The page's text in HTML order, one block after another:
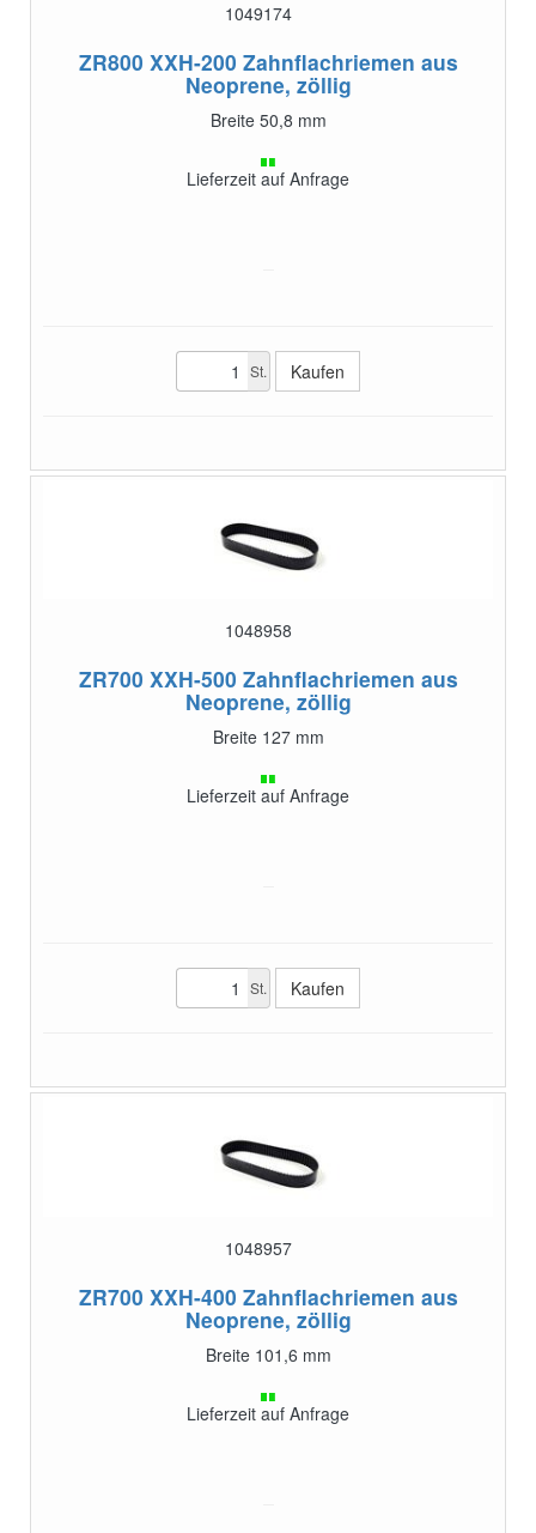
1049174
ZR800 XXH-200 Zahnflachriemen aus
Neoprene, zöllig
Breite 50,8 mm
Lieferzeit auf Anfrage
St.
1048958
ZR700 XXH-500 Zahnflachriemen aus
Neoprene, zöllig
Breite 127 mm
Lieferzeit auf Anfrage
St.
1048957
ZR700 XXH-400 Zahnflachriemen aus
Neoprene, zöllig
Breite 101,6 mm
Lieferzeit auf Anfrage